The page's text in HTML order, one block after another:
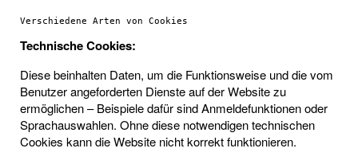
Verschiedene Arten von Cookies
Technische Cookies:
Diese beinhalten Daten, um die Funktionsweise und die vom
Benutzer angeforderten Dienste auf der Website zu
ermöglichen – Beispiele dafür sind Anmeldefunktionen oder
Sprachauswahlen. Ohne diese notwendigen technischen
Cookies kann die Website nicht korrekt funktionieren.